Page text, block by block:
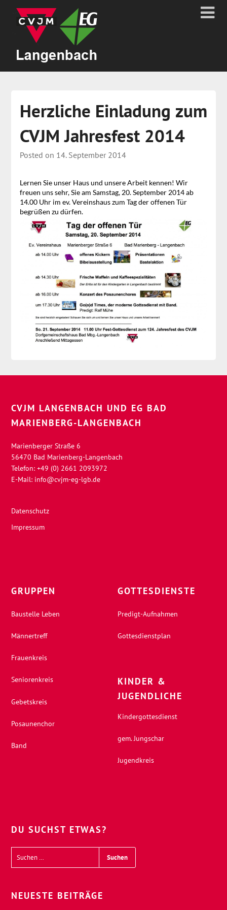
Herzliche Einladung zum
CVJM Jahresfest 2014
Posted on 14. September 2014
Lernen Sie unser Haus und unsere Arbeit kennen! Wir
freuen uns sehr, Sie am Samstag, 20. September 2014 ab
14.00 Uhr im ev. Vereinshaus zum Tag der offenen Tür
begrüßen zu dürfen.
CVJM LANGENBACH UND EG BAD
MARIENBERG-LANGENBACH
Marienberger Straße 6
56470 Bad Marienberg-Langenbach
Telefon: +49 (0) 2661 2093972
E-Mail: info@cvjm-eg-lgb.de
Datenschutz
Impressum
GRUPPEN
Baustelle Leben
Männertreff
Frauenkreis
Seniorenkreis
Gebetskreis
Posaunenchor
Band
GOTTESDIENSTE
Predigt-Aufnahmen
Gottesdienstplan
KINDER &
JUGENDLICHE
Kindergottesdienst
gem. Jungschar
Jugendkreis
DU SUCHST ETWAS?
NEUESTE BEITRÄGE